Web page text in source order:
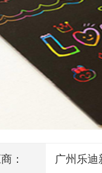
： 广州乐迪